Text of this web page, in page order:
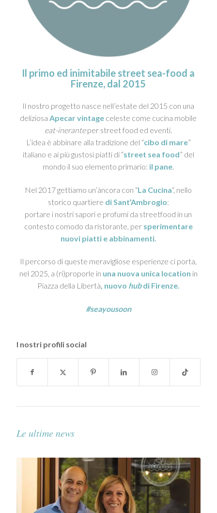
Il primo ed inimitabile street sea-food a
Firenze, dal 2015
Il nostro progetto nasce nell’estate del 2015 con una
deliziosaApecar vintage celeste come cucina mobile
eat-ineranteper street food ed eventi.
L’idea è abbinare alla tradizione del “cibo di mare”
italiano e ai più gustosi piatti di “street sea food” del
mondo il suo elemento primario: il pane.
Nel 2017 gettiamo un’àncora con “La Cucina“, nello
storico quartiere di Sant’Ambrogio:
portare i nostri sapori e profumi da streetfood in un
contesto comodo da ristorante, per sperimentare
nuovi piatti e abbinamenti.
Il percorso di queste meravigliose esperienze ci porta,
nel 2025, a (ri)proporle in una nuova unica location in
Piazza della Libertà, nuovo hubdi Firenze.
#seayousoon
I nostri profili social
Le ultime news